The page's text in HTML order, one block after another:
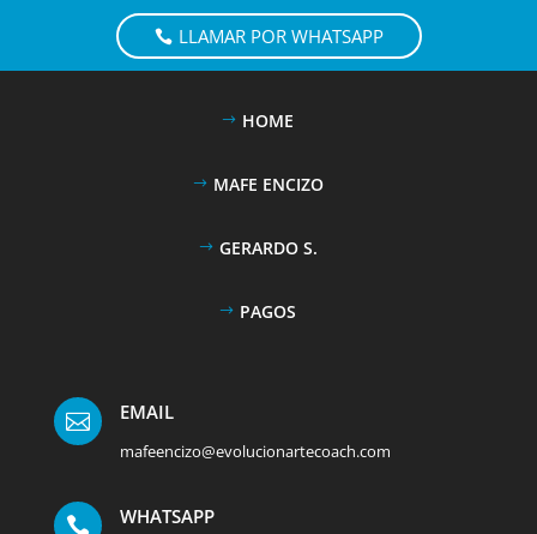
LLAMAR POR WHATSAPP
HOME
MAFE ENCIZO
GERARDO S.
PAGOS
 EMAIL
mafeencizo@evolucionartecoach.com
 WHATSAPP